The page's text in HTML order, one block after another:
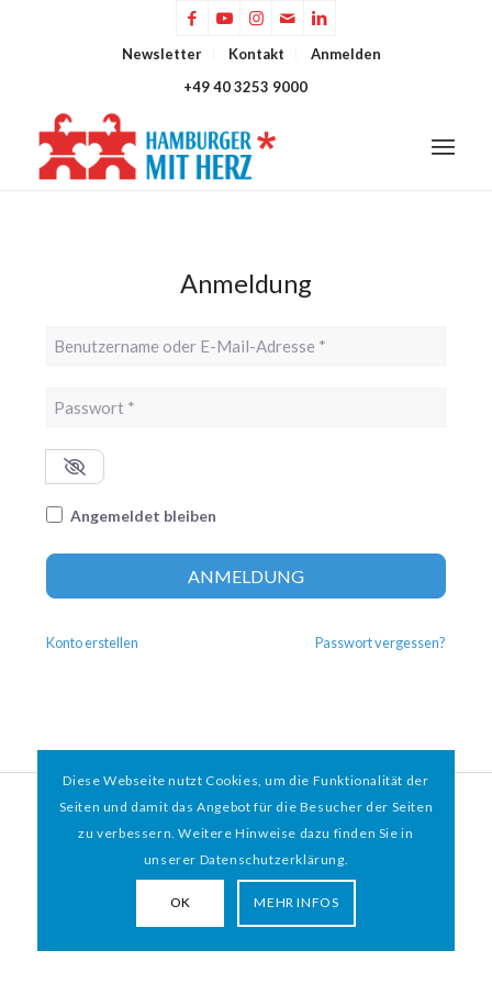
Newsletter Kontakt
Anmelden
+49 40 3253 9000
Anmeldung
Benutzername oder E-Mail-Adresse
Passwort *
Angemeldet bleiben
ANMELDUNG
Konto erstellen Passwort vergessen?
© 2026 HAMBURGER*MIT HERZ e.V. | WEBDESIGN BY WEBIGAMI
Diese Webseite nutzt Cookies, um die Funktionalität der
Seiten und damit das Angebot für die Besucher der Seiten
zu verbessern. Weitere Hinweise dazu finden Sie in
unserer Datenschutzerklärung.
OK MEHR INFOS